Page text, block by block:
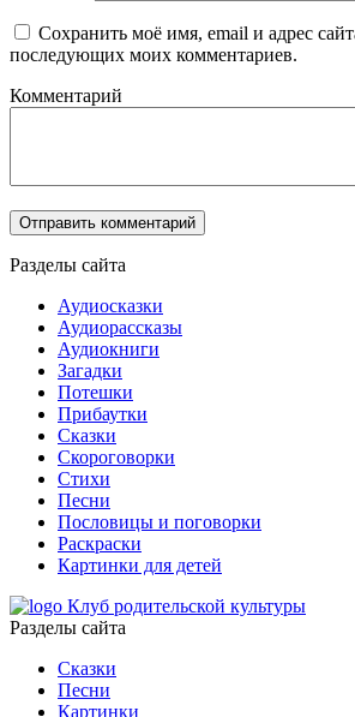
Сохранить моё имя, email и адрес
последующих моих комментариев.
Комментарий
Разделы сайта
Аудиосказки
Аудиорассказы
Аудиокниги
Загадки
Потешки
Прибаутки
Сказки
Скороговорки
Стихи
Песни
Пословицы и поговорки
Раскраски
Картинки для детей
Клуб родительской культуры
Разделы сайта
Сказки
Песни
Картинки